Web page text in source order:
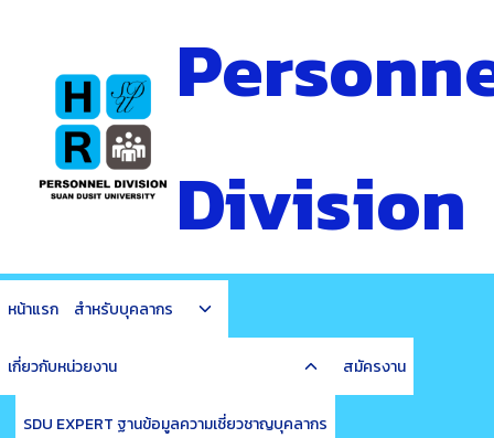
content
Division
หน้าแรก สำหรับบุคลากร
Toggle
child
เกี่ยวกับหน่วยงาน
Toggle
child
menu
SDU EXPERT ฐานข้อมูลความเชี่ยวชาญบุคลากร
สมัครงาน